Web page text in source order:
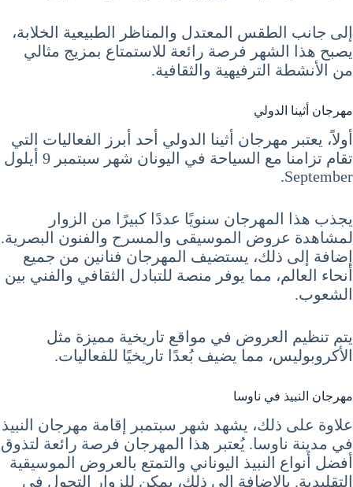
إلى جانب الطقس المعتدل والمناظر الطبيعية الخلابة،
يصبح هذا الشهر فرصة رائعة للاستمتاع بمزيج مثالي
من الأنشطة الترفيهية والثقافية.
مهرجان أثينا الدولي
أولاً، يعتبر مهرجان أثينا الدولي أحد أبرز الفعاليات التي
تقام تزامنا مع السياحة في اليونان شهر سبتمبر 9 أيلول
September.
يجذب هذا المهرجان سنويًا عددًا كبيرًا من الزوار
لمشاهدة عروض الموسيقى والمسرح والفنون البصرية.
إضافة إلى ذلك، يستضيف المهرجان فنانين من جميع
أنحاء العالم، مما يوفر منصة للتبادل الثقافي والفني بين
الشعوب.
يتم تنظيم العروض في مواقع تاريخية مميزة مثل
الأكروبوليس، مما يضيف بُعدًا تاريخيًا للفعاليات.
مهرجان النبيذ في ناوسا
علاوة على ذلك، يشهد شهر سبتمبر إقامة مهرجان النبيذ
في مدينة ناوسا. يُعتبر هذا المهرجان فرصة رائعة لتذوق
أفضل أنواع النبيذ اليوناني والتمتع بالعروض الموسيقية
التقليدية. بالإضافة إلى ذلك، يمكن للزوار التجول في